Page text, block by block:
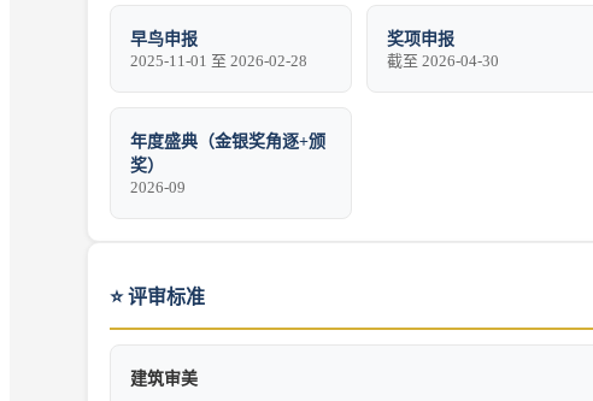
早鸟申报
2025-11-01 至 2026-02-28
奖项申报
截至 2026-04-30
年度盛典（金银奖角逐+颁
奖）
2026-09
⭐ 评审标准
建筑审美